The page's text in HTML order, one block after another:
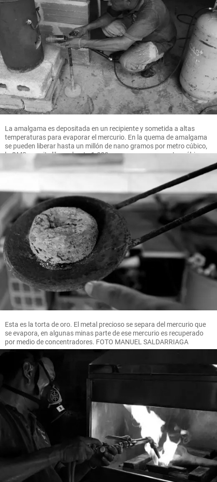
La amalgama es depositada en un recipiente y sometida a altas
temperaturas para evaporar el mercurio. En la quema de amalgama
se pueden liberar hasta un millón de nano gramos por metro cúbico,
la OMS permite liberar hasta 1.000 nano gramos por metro cúbico.
Esta es la torta de oro. El metal precioso se separa del mercurio que
se evapora, en algunas minas parte de ese mercurio es recuperado
por medio de concentradores. FOTO MANUEL SALDARRIAGA